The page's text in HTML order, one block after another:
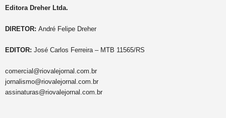
Editora Dreher Ltda.
DIRETOR: André Felipe Dreher
EDITOR: José Carlos Ferreira – MTB 11565/RS
comercial@riovalejornal.com.br
jornalismo@riovalejornal.com.br
assinaturas@riovalejornal.com.br